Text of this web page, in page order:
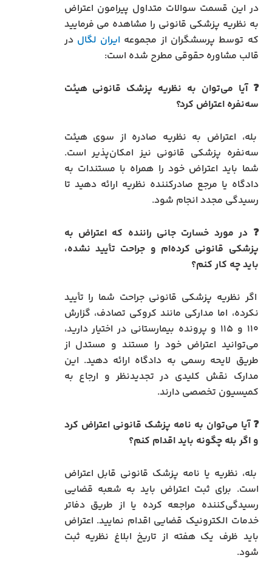
در این قسمت سوالات متداول پیرامون اعتراض
به نظریه پزشکی قانونی را مشاهده می فرمایید
که توسط پرسشگران از مجموعه ایران لگال در
قالب مشاوره حقوقی مطرح شده است:
❓ آیا می‌توان به نظریه پزشک قانونی هیئت
سه‌نفره اعتراض کرد؟
بله، اعتراض به نظریه صادره از سوی هیئت
سه‌نفره پزشکی قانونی نیز امکان‌پذیر است.
شما باید اعتراض خود را همراه با مستندات به
دادگاه یا مرجع صادرکننده نظریه ارائه دهید تا
رسیدگی مجدد انجام شود.
❓ در مورد خسارت جانی راننده که اعتراض به
پزشکی قانونی کرده‌ام و جراحت تأیید نشده،
باید چه کار کنم؟
اگر نظریه پزشکی قانونی جراحت شما را تأیید
نکرده، اما مدارکی مانند کروکی تصادف، گزارش
۱۱۰ و ۱۱۵ و پرونده بیمارستانی در اختیار دارید،
می‌توانید اعتراض خود را مستند و مستدل از
طریق لایحه رسمی به دادگاه ارائه دهید. این
مدارک نقش کلیدی در تجدیدنظر و ارجاع به
کمیسیون تخصصی دارند.
❓ آیا می‌توان به نامه پزشک قانونی اعتراض کرد
و اگر بله چگونه باید اقدام کنم؟
بله، نظریه یا نامه پزشک قانونی قابل اعتراض
است. برای ثبت اعتراض باید به شعبه قضایی
رسیدگی‌کننده مراجعه کرده یا از طریق دفاتر
خدمات الکترونیک قضایی اقدام نمایید. اعتراض
باید ظرف یک هفته از تاریخ ابلاغ نظریه ثبت
شود.